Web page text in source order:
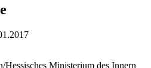
Hessisches Ministerium des Innern